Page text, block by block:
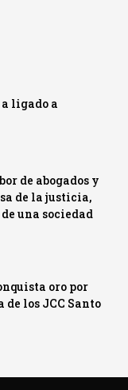
ligado a
de abogados y
de la justicia,
una sociedad
oro por
de los JCC Santo